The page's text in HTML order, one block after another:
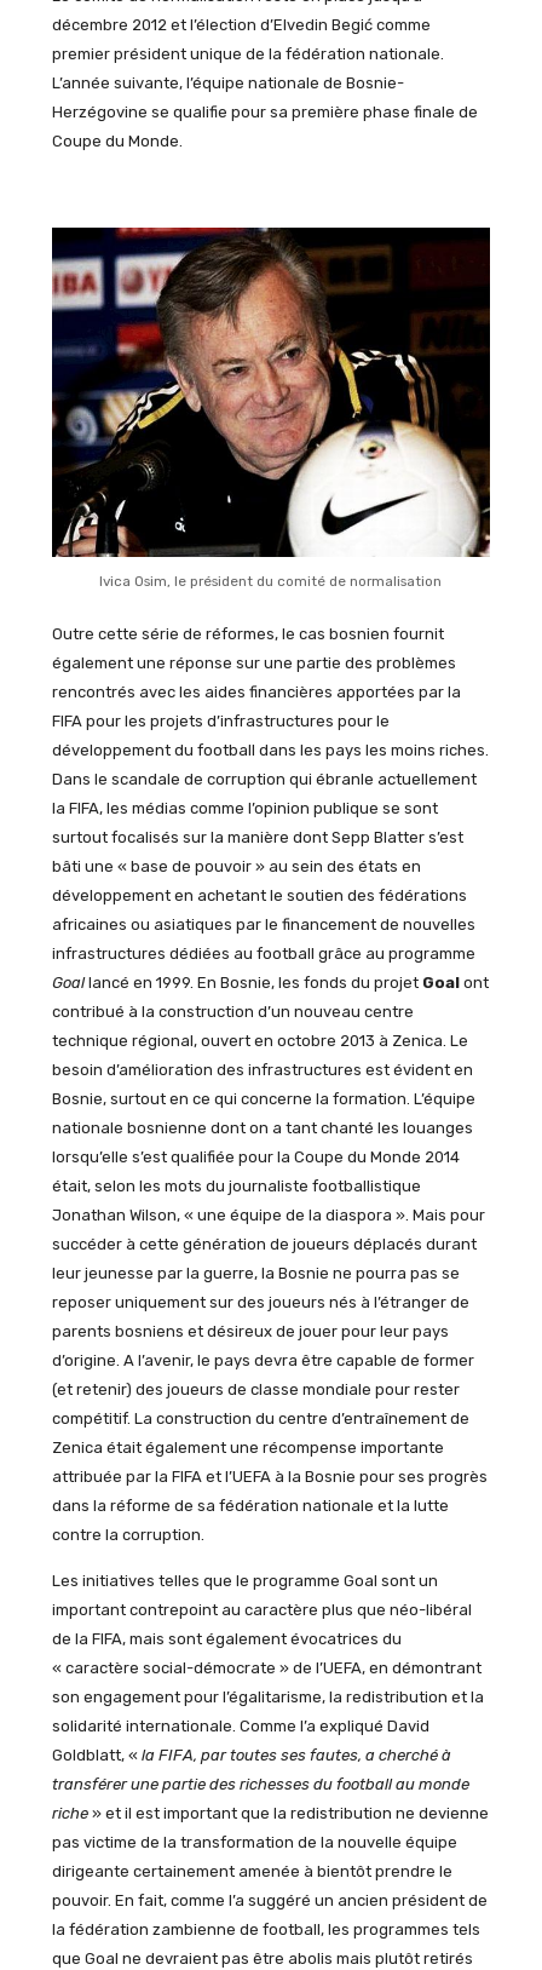
décembre 2012 et l’élection d’Elvedin Begić comme
premier président unique de la fédération nationale.
L’année suivante, l’équipe nationale de Bosnie-
Herzégovine se qualifie pour sa première phase finale de
Coupe du Monde.
Ivica Osim, le président du comité de normalisation
Outre cette série de réformes, le cas bosnien fournit
également une réponse sur une partie des problèmes
rencontrés avec les aides financières apportées par la
FIFA pour les projets d’infrastructures pour le
développement du football dans les pays les moins riches.
Dans le scandale de corruption qui ébranle actuellement
la FIFA, les médias comme l’opinion publique se sont
surtout focalisés sur la manière dont Sepp Blatter s’est
bâti une « base de pouvoir » au sein des états en
développement en achetant le soutien des fédérations
africaines ou asiatiques par le financement de nouvelles
infrastructures dédiées au football grâce au programme
Goallancé en 1999. En Bosnie, les fonds du projet Goalont
contribué à la construction d’un nouveau centre
technique régional, ouvert en octobre 2013 à Zenica. Le
besoin d’amélioration des infrastructures est évident en
Bosnie, surtout en ce qui concerne la formation. L’équipe
nationale bosnienne dont on a tant chanté les louanges
lorsqu’elle s’est qualifiée pour la Coupe du Monde 2014
était, selon les mots du journaliste footballistique
Jonathan Wilson, « une équipe de la diaspora ». Mais pour
succéder à cette génération de joueurs déplacés durant
leur jeunesse par la guerre, la Bosnie ne pourra pas se
reposer uniquement sur des joueurs nés à l’étranger de
parents bosniens et désireux de jouer pour leur pays
d’origine. A l’avenir, le pays devra être capable de former
(et retenir) des joueurs de classe mondiale pour rester
compétitif. La construction du centre d’entraînement de
Zenica était également une récompense importante
attribuée par la FIFA et l’UEFA à la Bosnie pour ses progrès
dans la réforme de sa fédération nationale et la lutte
contre la corruption.
Les initiatives telles que le programme Goal sont un
important contrepoint au caractère plus que néo-libéral
de la FIFA, mais sont également évocatrices du
« caractère social-démocrate » de l’UEFA, en démontrant
son engagement pour l’égalitarisme, la redistribution et la
solidarité internationale. Comme l’a expliqué David
Goldblatt, « la FIFA, par toutes ses fautes, a cherché à
transférer une partie des richesses du football au monde
riche » et il est important que la redistribution ne devienne
pas victime de la transformation de la nouvelle équipe
dirigeante certainement amenée à bientôt prendre le
pouvoir. En fait, comme l’a suggéré un ancien président de
la fédération zambienne de football, les programmes tels
que Goal ne devraient pas être abolis mais plutôt retirés